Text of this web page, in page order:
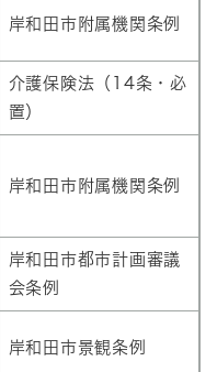
岸和田市附属機関条例
介護保険法（14条・必
置）
岸和田市附属機関条例
岸和田市都市計画審議
会条例
岸和田市景観条例